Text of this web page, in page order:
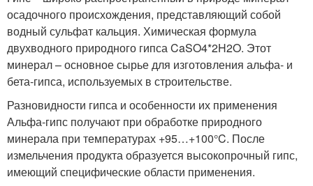
осадочного происхождения, представляющий собой
водный сульфат кальция. Химическая формула
двухводного природного гипса CaSO4*2H2O. Этот
минерал – основное сырье для изготовления альфа- и
бета-гипса, используемых в строительстве.
Разновидности гипса и особенности их применения
Альфа-гипс получают при обработке природного
минерала при температурах +95…+100°C. После
измельчения продукта образуется высокопрочный гипс,
имеющий специфические области применения.